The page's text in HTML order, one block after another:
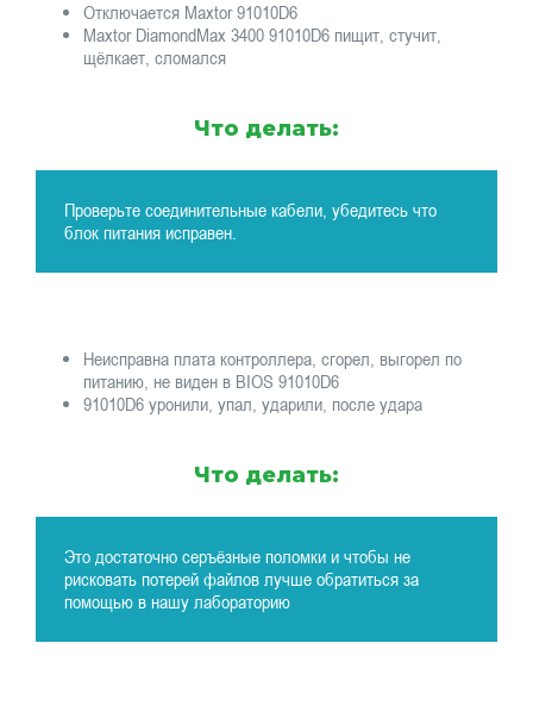
Отключается Maxtor 91010D6
Maxtor DiamondMax 3400 91010D6 пищит, стучит,
щёлкает, сломался
Что делать:
Проверьте соединительные кабели, убедитесь что
блок питания исправен.
Неисправна плата контроллера, сгорел, выгорел по
питанию, не виден в BIOS 91010D6
91010D6 уронили, упал, ударили, после удара
Что делать:
Это достаточно серъёзные поломки и чтобы не
рисковать потерей файлов лучше обратиться за
помощью в нашу лабораторию